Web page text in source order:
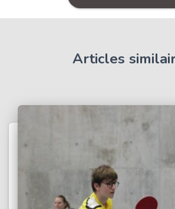
Articles